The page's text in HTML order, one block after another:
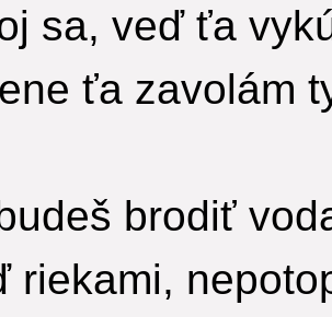
sa, veď ťa
ťa zavolám
brodiť
riekami,